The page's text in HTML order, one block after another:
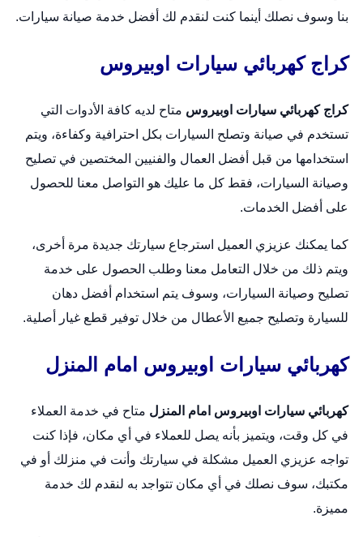
بنا وسوف نصلك أينما كنت لنقدم لك أفضل خدمة صيانة سيارات.
كراج كهربائي سيارات اوبيروس
كراج كهربائي سيارات اوبيروس متاح لديه كافة الأدوات التي
تستخدم في صيانة وتصلح السيارات بكل احترافية وكفاءة، ويتم
استخدامها من قبل أفضل العمال والفنيين المختصين في تصليح
وصيانة السيارات، فقط كل ما عليك هو التواصل معنا للحصول
على أفضل الخدمات.
كما يمكنك عزيزي العميل استرجاع سيارتك جديدة مرة أخرى،
ويتم ذلك من خلال التعامل معنا وطلب الحصول على خدمة
تصليح وصيانة السيارات، وسوف يتم استخدام أفضل دهان
للسيارة وتصليح جميع الأعطال من خلال توفير قطع غيار أصلية.
كهربائي سيارات اوبيروس امام المنزل
كهربائي سيارات اوبيروس امام المنزل متاح في خدمة العملاء
في كل وقت، ويتميز بأنه يصل للعملاء في أي مكان، فإذا كنت
تواجه عزيزي العميل مشكلة في سيارتك وأنت في منزلك أو في
مكتبك، سوف نصلك في أي مكان تتواجد به لنقدم لك خدمة
مميزة.